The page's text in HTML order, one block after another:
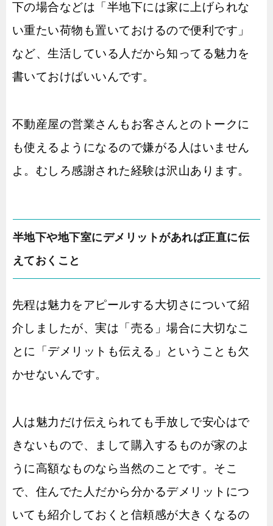
下の場合などは「半地下には家に上げられな
い重たい荷物も置いておけるので便利です」
など、生活している人だから知ってる魅力を
書いておけばいいんです。
不動産屋の営業さんもお客さんとのトークに
も使えるようになるので嫌がる人はいません
よ。むしろ感謝された経験は沢山あります。
半地下や地下室にデメリットがあれば正直に伝
えておくこと
先程は魅力をアピールする大切さについて紹
介しましたが、実は「売る」場合に大切なこ
とに「デメリットも伝える」ということも欠
かせないんです。
人は魅力だけ伝えられても手放しで安心はで
きないもので、まして購入するものが家のよ
うに高額なものなら当然のことです。そこ
で、住んでた人だから分かるデメリットにつ
いても紹介しておくと信頼感が大きくなるの